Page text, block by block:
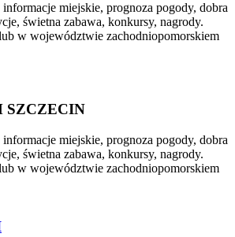
miejskie, prognoza pogody, dobra
świetna zabawa, konkursy, nagrody.
w województwie zachodniopomorskiem
SZCZECIN
miejskie, prognoza pogody, dobra
świetna zabawa, konkursy, nagrody.
w województwie zachodniopomorskiem